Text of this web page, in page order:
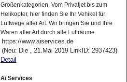
Größenkategorien. Vom Privatjet bis zum
Helikopter, hier finden Sie Ihr Vehikel für
Luftwege aller Art. Wir bringen Sie und Ihre
Waren aller Art durch alle Lufträume.
https://www.aiservices.de
(Neu: Die , 21.Mai 2019 LinkID: 2937423)
Detail
Ai Services